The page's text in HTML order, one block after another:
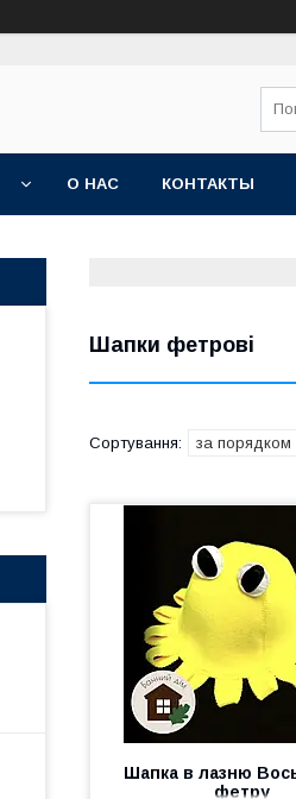
О НАС КОНТАКТЫ
Шапки фетрові
Шапка в лазню
фетру